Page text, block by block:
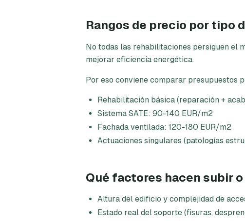
Rangos de precio por tipo
No todas las rehabilitaciones persiguen el
mejorar eficiencia energética.
Por eso conviene comparar presupuestos
Rehabilitación básica (reparación +
Sistema SATE: 90-140 EUR/m2
Fachada ventilada: 120-180 EUR/m2
Actuaciones singulares (patologías
Qué factores hacen subir
Altura del edificio y complejidad de
Estado real del soporte (fisuras,